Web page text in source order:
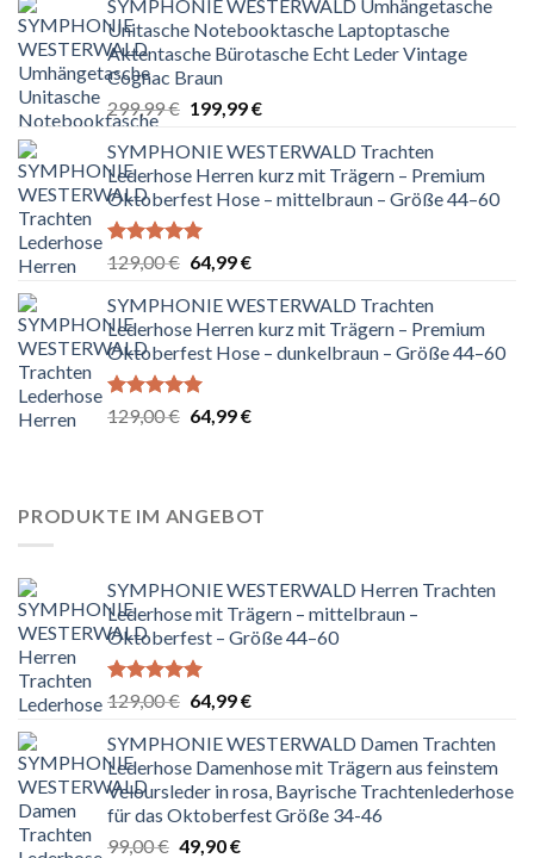
SYMPHONIE WESTERWALD Umhängetasche
Unitasche Notebooktasche Laptoptasche
Aktentasche Bürotasche Echt Leder Vintage
Cognac Braun
299,99€ Ursprünglicher
war:
299,99 €
199,99€Aktueller
ist:
199,99 €.
SYMPHONIE WESTERWALD Trachten
Lederhose Herren kurz mit Trägern – Premium
Oktoberfest Hose – mittelbraun – Größe 44–60
Bewertet
5.00
von 5
129,00€ Ursprünglicher
war:
129,00 €
64,99€Aktueller
ist:
64,99 €.
SYMPHONIE WESTERWALD Trachten
Lederhose Herren kurz mit Trägern – Premium
Oktoberfest Hose – dunkelbraun – Größe 44–60
Bewertet
5.00
129,00€ Ursprünglicher
64,99€Aktueller
PRODUKTE IM ANGEBOT
SYMPHONIE WESTERWALD Herren Trachten
Lederhose mit Trägern – mittelbraun –
Oktoberfest – Größe 44–60
Bewertet
5.00
von 5
129,00€ Ursprünglicher
war:
129,00 €
64,99€Aktueller
ist:
64,99 €.
SYMPHONIE WESTERWALD Damen Trachten
Lederhose Damenhose mit Trägern aus feinstem
Veloursleder in rosa, Bayrische Trachtenlederhose
für das Oktoberfest Größe 34-46
99,00€ Ursprünglicher
49,90€Aktueller